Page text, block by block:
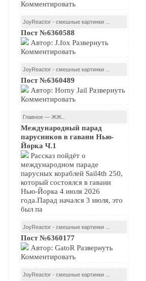
Комментировать
JoyReactor - смешные картинки ...
Пост №6360588
Автор: J.fox Развернуть
Комментировать
JoyReactor - смешные картинки ...
Пост №6360489
Автор: Horny Jail Развернуть
Комментировать
Главное — ЖЖ...
Международный парад
парусников в гавани Нью-
Йорка Ч.1
Рассказ пойдёт о
международном параде
парусных кораблей Sail4th 250,
который состоялся в гавани
Нью-Йорка 4 июля 2026
года.Парад начался 3 июля, это
был па
JoyReactor - смешные картинки ...
Пост №6360177
Автор: GatoR Развернуть
Комментировать
JoyReactor - смешные картинки ...